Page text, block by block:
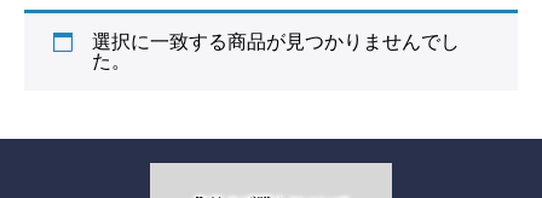
選択に一致する商品が見つかりませんでし
た。